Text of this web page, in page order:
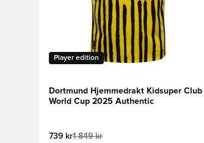
Player edition
Dortmund Hjemmedrakt Kidsuper Club
World Cup 2025 Authentic
739 kr1 849 kr